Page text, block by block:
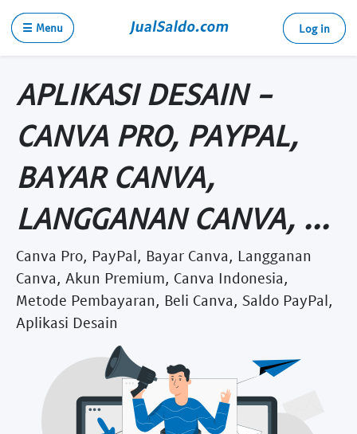
☰ Menu Log in
APLIKASI DESAIN -
CANVA PRO, PAYPAL,
BAYAR CANVA,
LANGGANAN CANVA, ...
Canva Pro, PayPal, Bayar Canva, Langganan
Canva, Akun Premium, Canva Indonesia,
Metode Pembayaran, Beli Canva, Saldo PayPal,
Aplikasi Desain